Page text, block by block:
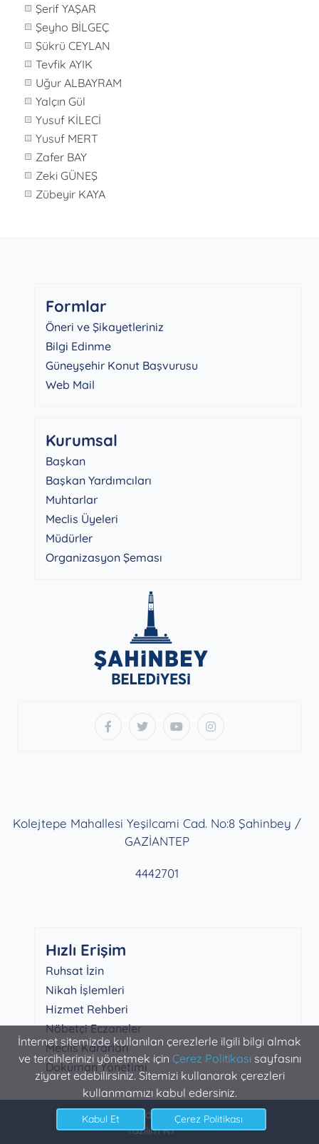
İnternet sitemizde kullanılan çerezlerle ilgili bilgi almak
ve tercihlerinizi yönetmek için Çerez Politikasısayfasını
ziyaret edebilirsiniz. Sitemizi kullanarak çerezleri
kullanmamızı kabul edersiniz.
Şerif YAŞAR
Şeyho BİLGEÇ
Şükrü CEYLAN
Tevfik AYIK
Uğur ALBAYRAM
Yalçın Gül
Yusuf KİLECİ
Yusuf MERT
Zafer BAY
Zeki GÜNEŞ
Zübeyir KAYA
Formlar
Öneri ve Şikayetleriniz
Bilgi Edinme
Güneyşehir Konut Başvurusu
Web Mail
Kurumsal
Başkan
Başkan Yardımcıları
Muhtarlar
Meclis Üyeleri
Müdürler
Organizasyon Şeması
Kolejtepe Mahallesi Yeşilcami Cad. No:8 Şahinbey /
GAZİANTEP
4442701
Hızlı Erişim
Ruhsat İzin
Nikah İşlemleri
Hizmet Rehberi
Nöbetçi Eczaneler
Meclis Kararları
Doküman Yönetimi
Şahinbey Belediyesi Bilgi İşlem
Yazılım K7